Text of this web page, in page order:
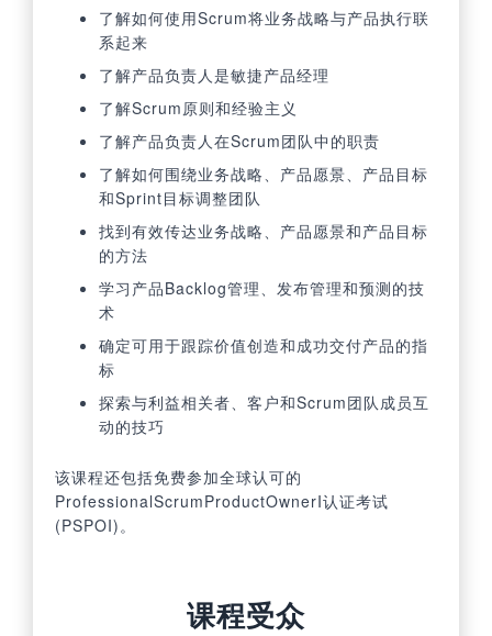
了解如何使用Scrum将业务战略与产品执行联
系起来
了解产品负责人是敏捷产品经理
了解Scrum原则和经验主义
了解产品负责人在Scrum团队中的职责
了解如何围绕业务战略、产品愿景、产品目标
和Sprint目标调整团队
找到有效传达业务战略、产品愿景和产品目标
的方法
学习产品Backlog管理、发布管理和预测的技
术
确定可用于跟踪价值创造和成功交付产品的指
标
探索与利益相关者、客户和Scrum团队成员互
动的技巧
该课程还包括免费参加全球认可的
ProfessionalScrumProductOwnerI认证考试
(PSPOI)。
课程受众